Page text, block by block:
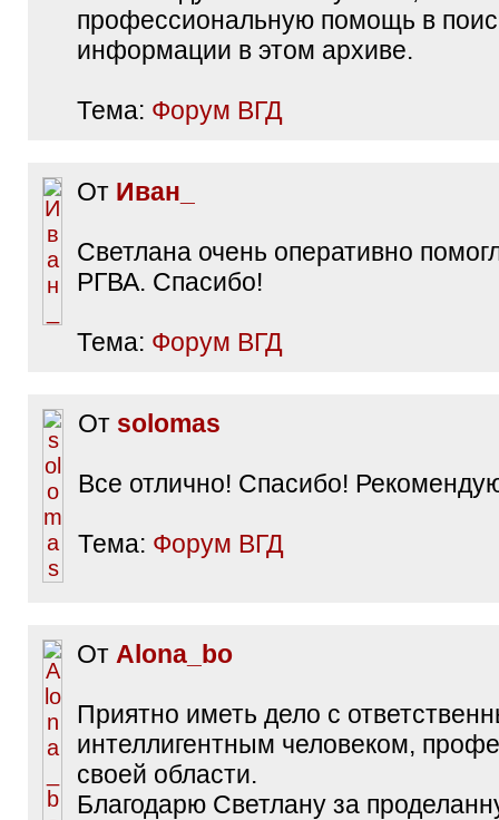
профессиональную помощь в
информации в этом архиве.
Тема: Форум ВГД
От Иван_
Светлана очень оперативно
РГВА. Спасибо!
Тема: Форум ВГД
От solomas
Все отлично! Спасибо!
Тема: Форум ВГД
От Alona_bo
Приятно иметь дело с
интеллигентным человеком,
своей области.
Благодарю Светлану за